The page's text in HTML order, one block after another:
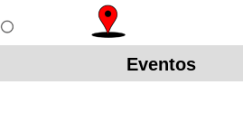
Eventos